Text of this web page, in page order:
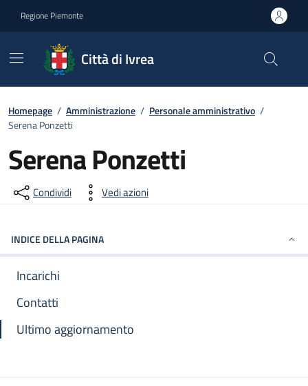
Regione Piemonte
Città di Ivrea
Homepage / Amministrazione / Personale amministrativo /
Serena Ponzetti
Serena Ponzetti
Condividi Vedi azioni
INDICE DELLA PAGINA
Incarichi
Contatti
Ultimo aggiornamento